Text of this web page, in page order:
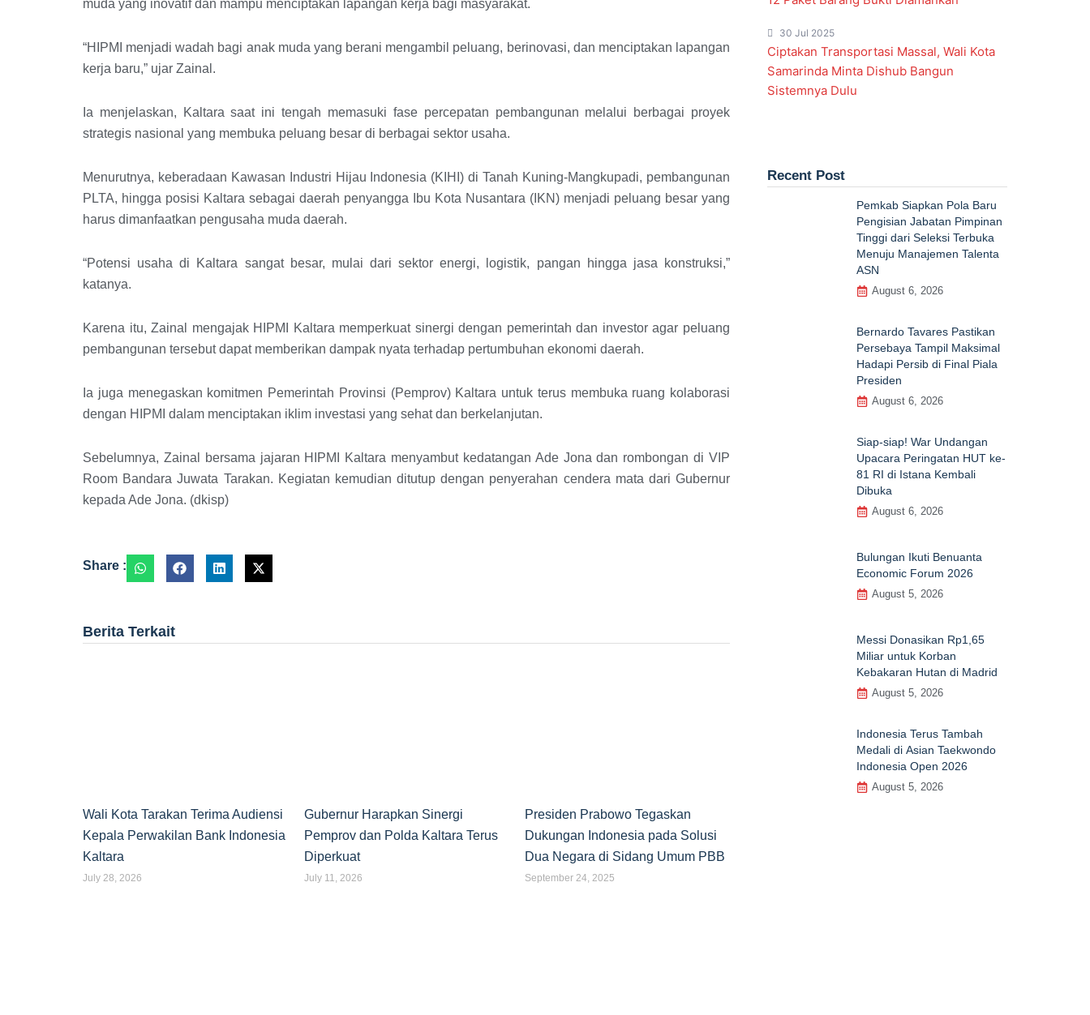
muda yang inovatif dan mampu menciptakan lapangan kerja bagi masyarakat.
“HIPMI menjadi wadah bagi anak muda yang berani mengambil peluang, berinovasi, dan menciptakan lapangan
kerja baru,” ujar Zainal.
Ia menjelaskan, Kaltara saat ini tengah memasuki fase percepatan pembangunan melalui berbagai proyek
strategis nasional yang membuka peluang besar di berbagai sektor usaha.
Menurutnya, keberadaan Kawasan Industri Hijau Indonesia (KIHI) di Tanah Kuning-Mangkupadi, pembangunan
PLTA, hingga posisi Kaltara sebagai daerah penyangga Ibu Kota Nusantara (IKN) menjadi peluang besar yang
harus dimanfaatkan pengusaha muda daerah.
“Potensi usaha di Kaltara sangat besar, mulai dari sektor energi, logistik, pangan hingga jasa konstruksi,”
katanya.
Karena itu, Zainal mengajak HIPMI Kaltara memperkuat sinergi dengan pemerintah dan investor agar peluang
pembangunan tersebut dapat memberikan dampak nyata terhadap pertumbuhan ekonomi daerah.
Ia juga menegaskan komitmen Pemerintah Provinsi (Pemprov) Kaltara untuk terus membuka ruang kolaborasi
dengan HIPMI dalam menciptakan iklim investasi yang sehat dan berkelanjutan.
Sebelumnya, Zainal bersama jajaran HIPMI Kaltara menyambut kedatangan Ade Jona dan rombongan di VIP
Room Bandara Juwata Tarakan. Kegiatan kemudian ditutup dengan penyerahan cendera mata dari Gubernur
kepada Ade Jona. (dkisp)
Share :
Berita Terkait
Wali Kota Tarakan Terima Audiensi
Kepala Perwakilan Bank Indonesia
Kaltara
July 28, 2026
Gubernur Harapkan Sinergi
Pemprov dan Polda Kaltara Terus
Diperkuat
July 11, 2026
Presiden Prabowo Tegaskan
Dukungan Indonesia pada Solusi
Dua Negara di Sidang Umum PBB
September 24, 2025
30 Jul 2025
Ciptakan Transportasi Massal, Wali Kota
Samarinda Minta Dishub Bangun
Sistemnya Dulu
Recent Post
Pemkab Siapkan Pola Baru
Pengisian Jabatan Pimpinan
Tinggi dari Seleksi Terbuka
Menuju Manajemen Talenta
ASN
August 6, 2026
Bernardo Tavares Pastikan
Persebaya Tampil Maksimal
Hadapi Persib di Final Piala
Presiden
August 6, 2026
Siap-siap! War Undangan
Upacara Peringatan HUT ke-
81 RI di Istana Kembali
Dibuka
August 6, 2026
Bulungan Ikuti Benuanta
Economic Forum 2026
August 5, 2026
Messi Donasikan Rp1,65
Miliar untuk Korban
Kebakaran Hutan di Madrid
August 5, 2026
Indonesia Terus Tambah
Medali di Asian Taekwondo
Indonesia Open 2026
August 5, 2026